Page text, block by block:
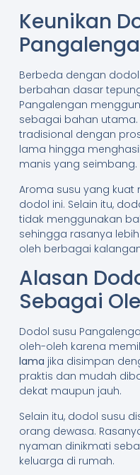
Keunikan
Berbeda dengan
berbahan dasar
Pangalengan
sebagai bahan
tradisional dengan
lama hingga
manis yang seimbang.
Aroma susu yang kuat
dodol ini. Selain itu,
tidak menggunakan
sehingga rasanya
oleh berbagai
Alasan
Sebagai
Dodol susu
oleh-oleh karena
lama jika disimpan
praktis dan mudah
dekat maupun jauh.
Selain itu, dodol susu
orang dewasa.
nyaman dinikmati
keluarga di rumah.